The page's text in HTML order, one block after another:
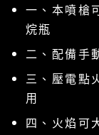
一、本噴槍
烷瓶
二、配備手
三、壓電點
用
四、火焰可